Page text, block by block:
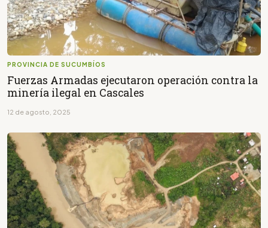
PROVINCIA DE SUCUMBÍOS
Fuerzas Armadas ejecutaron operación contra la
minería ilegal en Cascales
12 de agosto, 2025